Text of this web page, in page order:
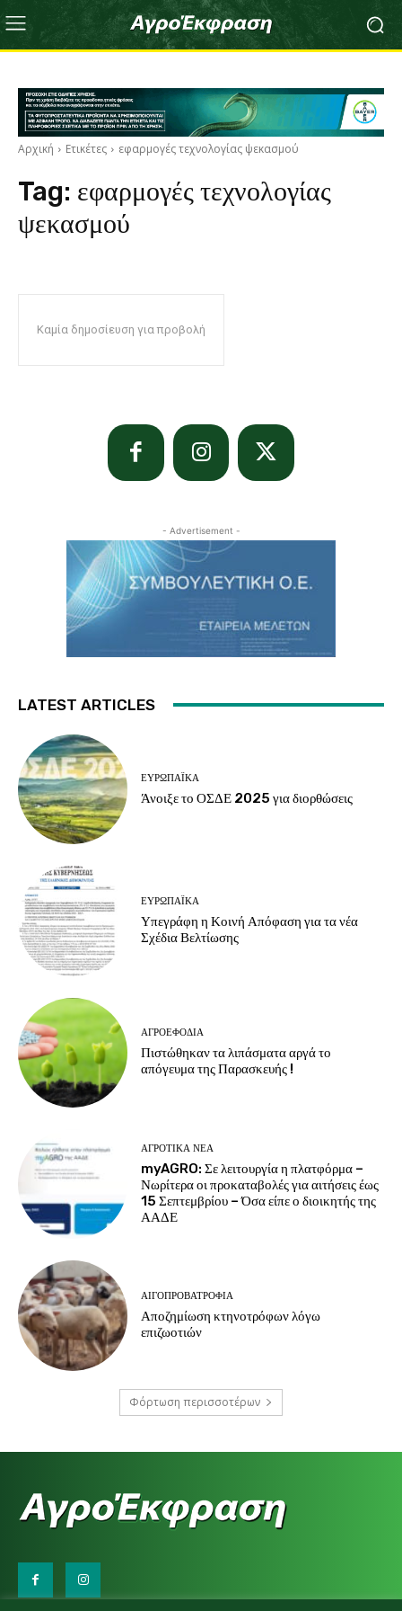
Αρχική Ετικέτες εφαρμογές τεχνολογίας ψεκασμού
Tag: εφαρμογές τεχνολογίας
ψεκασμού
Καμία δημοσίευση για προβολή
- Advertisement -
LATEST ARTICLES
ΕΥΡΩΠΑΪΚΆ
Άνοιξε το ΟΣΔΕ 2025 για διορθώσεις
ΕΥΡΩΠΑΪΚΆ
Υπεγράφη η Κοινή Απόφαση για τα νέα
Σχέδια Βελτίωσης
ΑΓΡΟΕΦΌΔΙΑ
Πιστώθηκαν τα λιπάσματα αργά το
απόγευμα της Παρασκευής !
ΑΓΡΟΤΙΚΆ ΝΈΑ
myAGRO: Σε λειτουργία η πλατφόρμα –
Νωρίτερα οι προκαταβολές για αιτήσεις έως
15 Σεπτεμβρίου – Όσα είπε ο διοικητής της
ΑΑΔΕ
ΑΙΓΟΠΡΟΒΑΤΡΟΦΊΑ
Αποζημίωση κτηνοτρόφων λόγω
επιζωοτιών
Φόρτωση περισσοτέρων